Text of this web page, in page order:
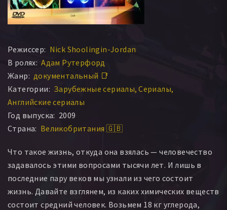
Режиссер: Nick Shoolingin-Jordan
В ролях: Адам Рутерфорд
Жанр: документальный 📑
Категории: Зарубежные сериалы Сериалы
Английские сериалы
Год выпуска: 2009
Страна: Великобритания 🇬🇧
Что такое жизнь, откуда она взялась — человечество
задавалось этими вопросами тысячи лет. И лишь в
последние пару веков мы узнали из чего состоит
жизнь. Давайте взглянем, из каких химических веществ
состоит средний человек. Возьмем 18 кг углерода,